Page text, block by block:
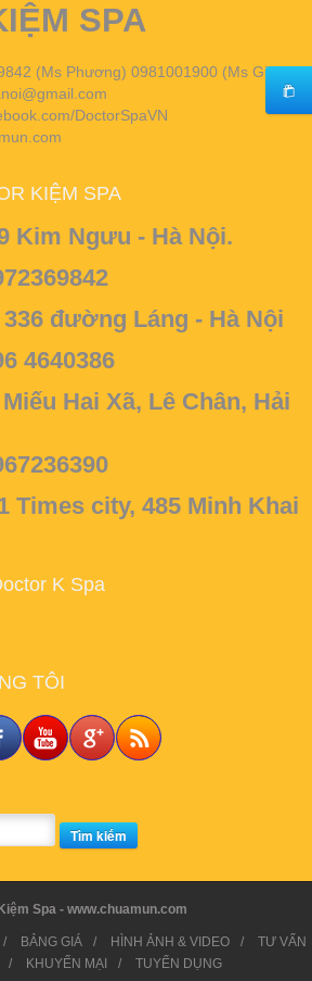
SPA
(Ms Phương) 0981001900 (Ms Giang)
DoctorSpaVN
KIỆM SPA
Kim Ngưu - Hà Nội.
đường Láng - Hà Nội
4640386
Hai Xã, Lê Chân, Hải
Times city, 485 Minh Khai
K Spa
TÔI
Tìm kiếm
Spa - www.chuamun.com
/ BẢNG GIÁ / HÌNH ẢNH & VIDEO /
TƯ VẤN
/ KHUYẾN MẠI / TUYỂN DỤNG